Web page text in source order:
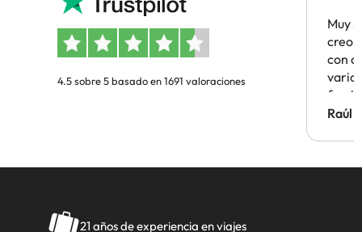
4.5 sobre 5 basado en 1691 valoraciones
Muy
creo
con
Hotel
Raúl
21 años de experiencia en viajes